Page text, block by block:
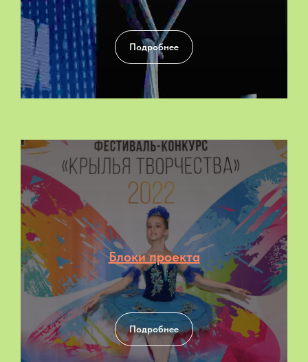
Подробнее
Блоки проекта
Подробнее